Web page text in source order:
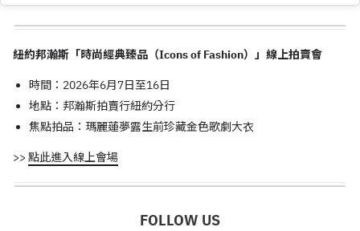
紐約邦瀚斯「時尚經典臻品（Icons of Fashion）」線上拍賣會
時間：2026年6月7日至16日
地點：邦瀚斯拍賣行紐約分行
焦點拍品：瑪麗蓮夢露生前珍藏金色歌劇大衣
>> 點此進入線上會場
FOLLOW US